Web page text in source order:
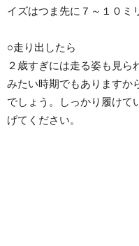
イズはつま先に７～１０ミ
○走り出したら
２歳すぎには走る姿も見ら
みたい時期でもありますか
でしょう。しっかり履けて
げてください。